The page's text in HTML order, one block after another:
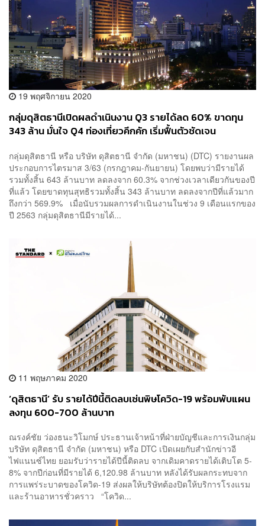
19 พฤศจิกายน 2020
กลุ่มดุสิตธานีเปิดผลดำเนินงาน Q3 รายได้ลด 60% ขาดทุน
343 ล้าน มั่นใจ Q4 ท่องเที่ยวคึกคัก เริ่มฟื้นตัวชัดเจน
กลุ่มดุสิตธานี หรือ บริษัท ดุสิตธานี จำกัด (มหาชน) (DTC) รายงานผล
ประกอบการไตรมาส 3/63 (กรกฎาคม-กันยายน) โดยพบว่ามีรายได้
รวมทั้งสิ้น 643 ล้านบาท ลดลงจาก 60.3% จากช่วงเวลาเดียวกันของปี
ที่แล้ว โดยขาดทุนสุทธิรวมทั้งสิ้น 343 ล้านบาท ลดลงจากปีที่แล้วมาก
ถึงกว่า 569.9% เมื่อนับรวมผลการดำเนินงานในช่วง 9 เดือนแรกของ
ปี 2563 กลุ่มดุสิตธานีมีรายได้...
11 พฤษภาคม 2020
‘ดุสิตธานี’ รับ รายได้ปีนี้ติดลบเซ่นพิษโควิด-19 พร้อมพับแผน
ลงทุน 600-700 ล้านบาท
ณรงค์ชัย ว่องธนะวิโมกษ์ ประธานเจ้าหน้าที่ฝ่ายบัญชีและการเงินกลุ่ม
บริษัท ดุสิตธานี จำกัด (มหาชน) หรือ DTC เปิดเผยกับสำนักข่าวอี
ไฟแนนซ์ไทย ยอมรับว่ารายได้ปีนี้ติดลบ จากเดิมคาดรายได้เติบโต 5-
8% จากปีก่อนที่มีรายได้ 6,120.98 ล้านบาท หลังได้รับผลกระทบจาก
การแพร่ระบาดของโควิด-19 ส่งผลให้บริษัทต้องปิดให้บริการโรงแรม
และร้านอาหารชั่วคราว “โควิด...